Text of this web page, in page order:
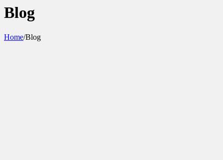
Blog
Home/Blog